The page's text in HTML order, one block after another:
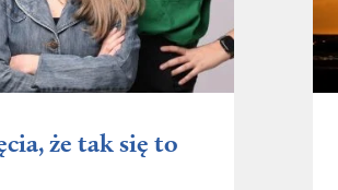
że tak się to